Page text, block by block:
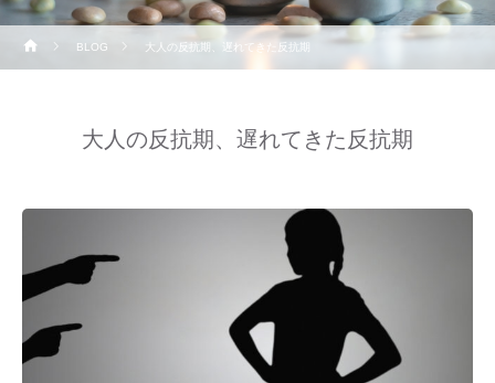
BLOG 大人の反抗期、遅れてきた反抗期
大人の反抗期、遅れてきた反抗期